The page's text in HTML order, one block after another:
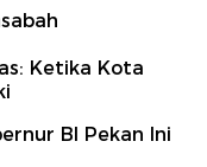
Ketika Kota
BI Pekan Ini